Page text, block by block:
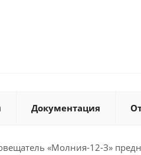
Документация
«Молния-12-З»